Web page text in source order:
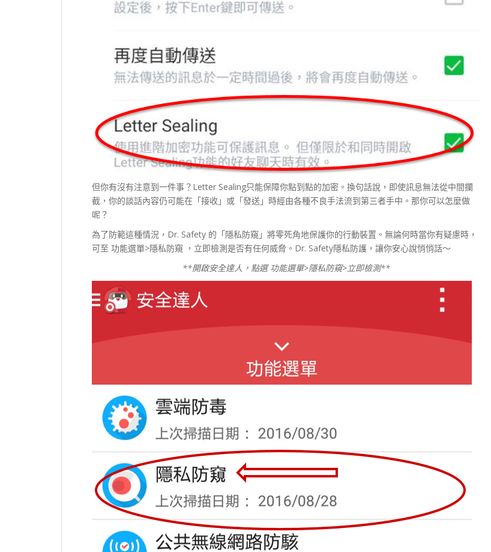
但你有沒有注意到一件事？Letter Sealing只能保障你點到點的加密。換句話說，即使訊息無法從中間攔
截，你的談話內容仍可能在「接收」或「發送」時經由各種不良手法流到第三者手中。 那你可以怎麼做
呢？
為了防範這種情況，Dr. Safety 的「隱私防窺」將零死角地保護你的行動裝置。無論何時當你有疑慮時，
可至 功能選單>隱私防窺 ，立即檢測是否有任何威脅。Dr. Safety隱私防護，讓你安心說悄悄話～
**開啟安全達人，點選功能選單>隱私防窺>立即檢測**